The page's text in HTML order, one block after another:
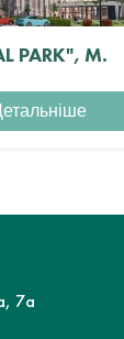
PARK", М.
7а